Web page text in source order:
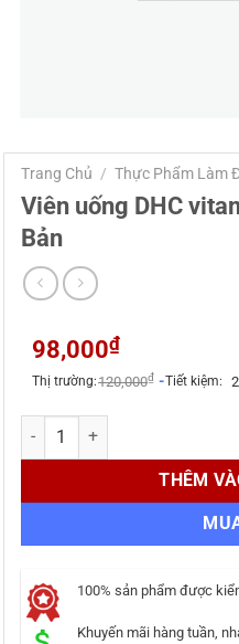
Trang Chủ / Thực Phẩm Làm
Viên uống DHC
Bản
98,000₫
Thị trường:120,000₫ -Tiết kiệm:
Viên uống DHC vitamin C 30
THÊM
100% sản phẩm được
Khuyến mãi hàng tuần,